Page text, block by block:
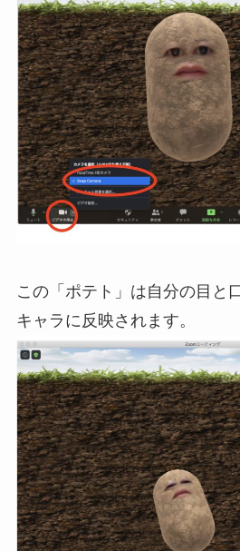
この「ポテト」は自分の目と
キャラに反映されます。